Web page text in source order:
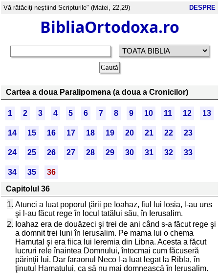
Vă rătăciţi neştiind Scripturile" (Matei, 22,29) DESPRE
BibliaOrtodoxa.ro
Cartea a doua Paralipomena (a doua a Cronicilor)
1 2 3 4 5 6 7 8 9 10 11 12 13
14 15 16 17 18 19 20 21 22 23
24 25 26 27 28 29 30 31 32 33
34 35
36
Capitolul 36
1. Atunci a luat poporul ţării pe Ioahaz, fiul lui Iosia, l-au uns
şi l-au făcut rege în locul tatălui său, în Ierusalim.
2. Ioahaz era de douăzeci şi trei de ani când s-a făcut rege şi
a domnit trei luni în Ierusalim. Pe mama lui o chema
Hamutal şi era fiica lui Ieremia din Libna. Acesta a făcut
lucruri rele înaintea Domnului, întocmai cum făcuseră
părinţii lui. Dar faraonul Neco l-a luat legat la Ribla, în
ţinutul Hamatului, ca să nu mai domnească în Ierusalim.